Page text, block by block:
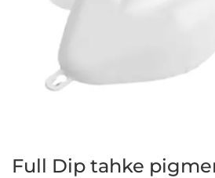
Full Dip tahke